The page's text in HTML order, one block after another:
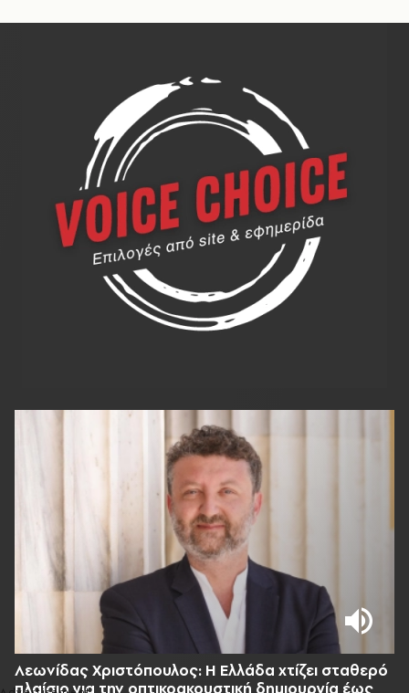
Λεωνίδας Χριστόπουλος: Η Ελλάδα χτίζει σταθερό
πλαίσιο για την οπτικοακουστική δημιουργία έως